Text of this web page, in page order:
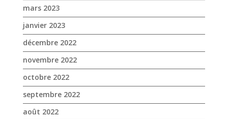
mars 2023
janvier 2023
décembre 2022
novembre 2022
octobre 2022
septembre 2022
août 2022